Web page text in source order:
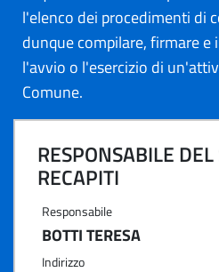
l'elenco dei procedimenti di
dunque compilare, firmare e
l'avvio o l'esercizio di
Comune.
RESPONSABILE
RECAPITI
Responsabile
BOTTI TERESA
Indirizzo